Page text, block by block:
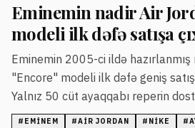
Eminemin nadir Air
modeli ilk dəfə satışa
Eminemin 2005-ci ildə
"Encore" modeli ilk dəfə geniş
Yalnız 50 cüt ayaqqabı reperin
istehsal olunmuşdu.
# EMINEM #AIR JORDAN # NIKE #